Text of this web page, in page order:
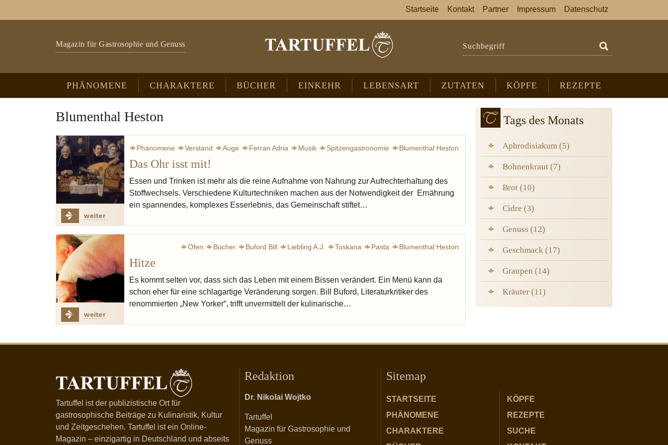
Magazin für Gastrosophie und Genuss Suchbegriff
PHÄNOMENE CHARAKTERE BÜCHER EINKEHR LEBENSART ZUTATEN KÖPFE REZEPTE
Startseite Kontakt Partner Impressum Datenschutz
Blumenthal Heston
weiter
Phänomene Verstand Auge Ferran Adria Musik Spitzengastronomie
Blumenthal Heston
Das Ohr isst mit!
Essen und Trinken ist mehr als die reine Aufnahme von Nahrung zur Aufrechterhaltung des
Stoffwechsels. Verschiedene Kulturtechniken machen aus der Notwendigkeit der Ernährung
ein spannendes, komplexes Esserlebnis, das Gemeinschaft stiftet…
weiter
Ofen Bücher Buford Bill Liebling A.J. Toskana Pasta
Blumenthal Heston
Hitze
Es kommt selten vor, dass sich das Leben mit einem Bissen verändert. Ein Menü kann da
schon eher für eine schlagartige Veränderung sorgen. Bill Buford, Literaturkritiker des
renommierten „New Yorker“, trifft unvermittelt der kulinarische…
Tags des Monats
Aphrodisiakum (5)
Bohnenkraut (7)
Brot (10)
Cidre (3)
Genuss (12)
Geschmack (17)
Graupen (14)
Kräuter (11)
Tartuffel ist der publizistische Ort für
gastrosophische Beiträge zu Kulinaristik, Kultur
und Zeitgeschehen. Tartuffel ist ein Online-
Magazin – einzigartig in Deutschland und abseits
Redaktion
Dr. Nikolai Wojtko
Tartuffel
Magazin für Gastrosophie und
Genuss
Sitemap
STARTSEITE
PHÄNOMENE
CHARAKTERE
KÖPFE
REZEPTE
SUCHE